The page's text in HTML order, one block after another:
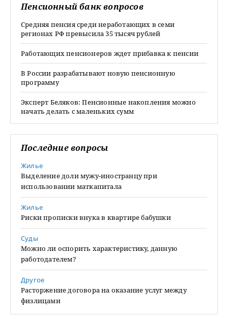
Пенсионный банк вопросов
Средняя пенсия среди неработающих в семи
регионах РФ превысила 35 тысяч рублей
Работающих пенсионеров ждет прибавка к пенсии
В России разрабатывают новую пенсионную
программу
Эксперт Беляков: Пенсионные накопления можно
начать делать с маленьких сумм
Последние вопросы
Жилье
Выделение доли мужу-иностранцу при
использовании маткапитала
Жилье
Риски прописки внука в квартире бабушки
Суды
Можно ли оспорить характеристику, данную
работодателем?
Другое
Расторжение договора на оказание услуг между
физлицами